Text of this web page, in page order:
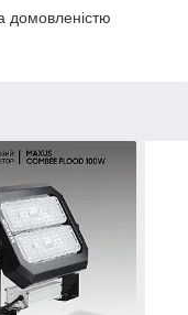
домовленістю